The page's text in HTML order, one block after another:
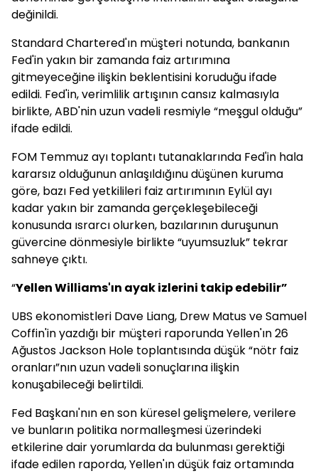
değinildi.
Standard Chartered'ın müşteri notunda, bankanın
Fed'in yakın bir zamanda faiz artırımına
gitmeyeceğine ilişkin beklentisini koruduğu ifade
edildi. Fed'in, verimlilik artışının cansız kalmasıyla
birlikte, ABD'nin uzun vadeli resmiyle “meşgul olduğu”
ifade edildi.
FOM Temmuz ayı toplantı tutanaklarında Fed'in hala
kararsız olduğunun anlaşıldığınu düşünen kuruma
göre, bazı Fed yetkilileri faiz artırımının Eylül ayı
kadar yakın bir zamanda gerçekleşebileceği
konusunda ısrarcı olurken, bazılarının duruşunun
güvercine dönmesiyle birlikte “uyumsuzluk” tekrar
sahneye çıktı.
“Yellen Williams'ın ayak izlerini takip edebilir”
UBS ekonomistleri Dave Liang, Drew Matus ve Samuel
Coffin'in yazdığı bir müşteri raporunda Yellen'ın 26
Ağustos Jackson Hole toplantısında düşük “nötr faiz
oranları”nın uzun vadeli sonuçlarına ilişkin
konuşabileceği belirtildi.
Fed Başkanı'nın en son küresel gelişmelere, verilere
ve bunların politika normalleşmesi üzerindeki
etkilerine dair yorumlarda da bulunması gerektiği
ifade edilen raporda, Yellen'ın düşük faiz ortamında